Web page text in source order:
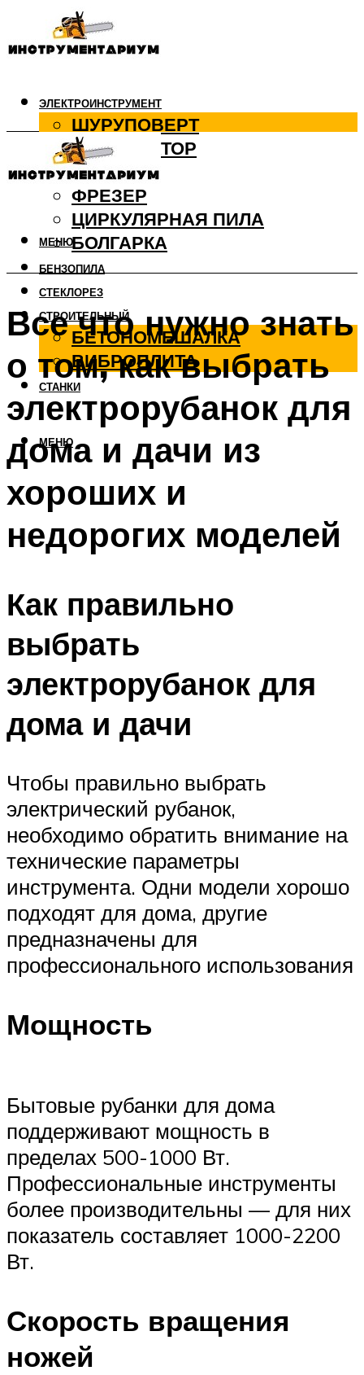
ЭЛЕКТРОИНСТРУМЕНТ
ШУРУПОВЕРТ
ПЕРФОРАТОР
ДРЕЛЬ
ФРЕЗЕР
ЦИРКУЛЯРНАЯ ПИЛА
БОЛГАРКА
БЕНЗОПИЛА
СТЕКЛОРЕЗ
СТРОИТЕЛЬНЫЙ
БЕТОНОМЕШАЛКА
ВИБРОПЛИТА
СТАНКИ
МЕНЮ
МЕНЮ
Все что нужно знать
о том, как выбрать
электрорубанок для
дома и дачи из
хороших и
недорогих моделей
Как правильно
выбрать
электрорубанок для
дома и дачи
Чтобы правильно выбрать
электрический рубанок,
необходимо обратить внимание на
технические параметры
инструмента. Одни модели хорошо
подходят для дома, другие
предназначены для
профессионального использования
Мощность
Бытовые рубанки для дома
поддерживают мощность в
пределах 500-1000 Вт.
Профессиональные инструменты
более производительны — для них
показатель составляет 1000-2200
Вт.
Скорость вращения
ножей